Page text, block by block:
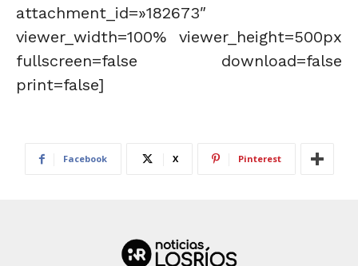
attachment_id=»182673″
viewer_width=100% viewer_height=500px
fullscreen=false download=false
print=false]
Facebook X Pinterest